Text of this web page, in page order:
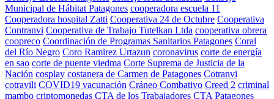
Municipal de Hábitat Patagones cooperadora escuela 11
Cooperadora hospital Zatti Cooperativa 24 de Octubre Cooperativa
Contranvi Cooperativa de Trabajo Tutelkan Ltda cooperativa obrera
coopreco Coordinación de Programas Sanitarios Patagones Coral
del Río Negro Coro Ramirez Urtazun coronavirus corte de energía
en sao corte de puente viedma Corte Suprema de Justicia de la
Nación cosplay costanera de Carmen de Patagones Cotranvi
cotravili COVID19 vacunación Cráneo Combativo Creed 2 criminal
mambo criptomonedas CTA de los Trabajadores CTA Patagones